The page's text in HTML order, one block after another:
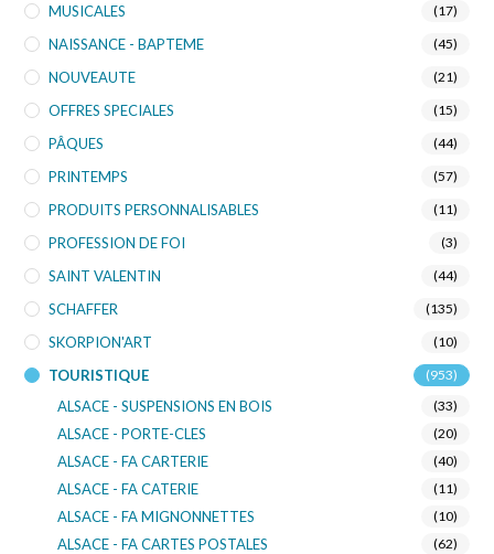
MUSICALES (17)
NAISSANCE - BAPTEME (45)
NOUVEAUTE (21)
OFFRES SPECIALES (15)
PÂQUES (44)
PRINTEMPS (57)
PRODUITS PERSONNALISABLES (11)
PROFESSION DE FOI (3)
SAINT VALENTIN (44)
SCHAFFER (135)
SKORPION'ART (10)
TOURISTIQUE (953)
ALSACE - SUSPENSIONS EN BOIS (33)
ALSACE - PORTE-CLES (20)
ALSACE - FA CARTERIE (40)
ALSACE - FA CATERIE (11)
ALSACE - FA MIGNONNETTES (10)
ALSACE - FA CARTES POSTALES (62)